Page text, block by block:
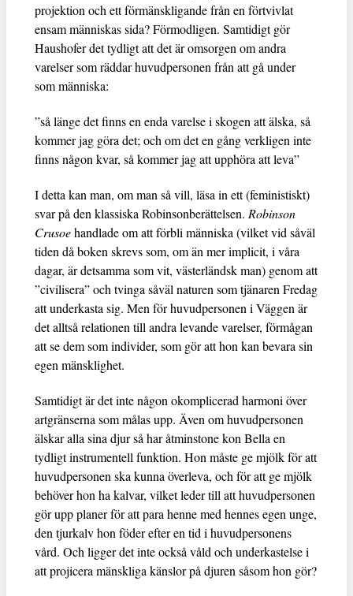
projektion och ett förmänskligande från en förtvivlat
ensam människas sida? Förmodligen. Samtidigt gör
Haushofer det tydligt att det är omsorgen om andra
varelser som räddar huvudpersonen från att gå under
som människa:
”så länge det finns en enda varelse i skogen att älska, så
kommer jag göra det; och om det en gång verkligen inte
finns någon kvar, så kommer jag att upphöra att leva”
I detta kan man, om man så vill, läsa in ett (feministiskt)
svar på den klassiska Robinsonberättelsen. Robinson
Crusoehandlade om att förbli människa (vilket vid såväl
tiden då boken skrevs som, om än mer implicit, i våra
dagar, är detsamma som vit, västerländsk man) genom att
”civilisera” och tvinga såväl naturen som tjänaren Fredag
att underkasta sig. Men för huvudpersonen i Väggen är
det alltså relationen till andra levande varelser, förmågan
att se dem som individer, som gör att hon kan bevara sin
egen mänsklighet.
Samtidigt är det inte någon okomplicerad harmoni över
artgränserna som målas upp. Även om huvudpersonen
älskar alla sina djur så har åtminstone kon Bella en
tydligt instrumentell funktion. Hon måste ge mjölk för att
huvudpersonen ska kunna överleva, och för att ge mjölk
behöver hon ha kalvar, vilket leder till att huvudpersonen
gör upp planer för att para henne med hennes egen unge,
den tjurkalv hon föder efter en tid i huvudpersonens
vård. Och ligger det inte också våld och underkastelse i
att projicera mänskliga känslor på djuren såsom hon gör?